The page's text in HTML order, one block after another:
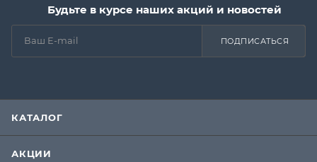
Будьте в курсе наших акций и новостей
ПОДПИСАТЬСЯ
КАТАЛОГ
АКЦИИ